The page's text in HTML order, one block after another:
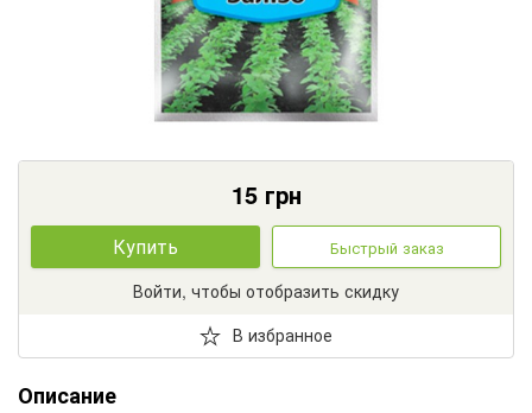
15грн
Купить Быстрый заказ
Войти, чтобы отобразить скидку
В избранное
Описание